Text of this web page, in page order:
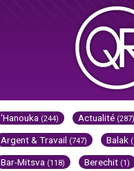
'Hanouka (244) Actualité (287)
Argent & Travail (747) Balak
Bar-Mitsva (118) Berechit (1)